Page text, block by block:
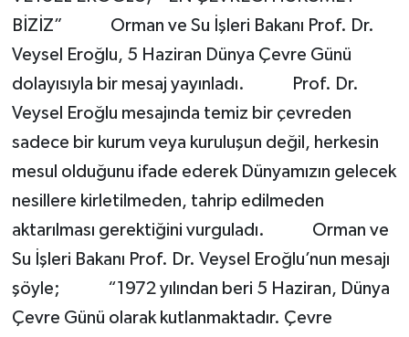
BİZİZ” Orman ve Su İşleri Bakanı Prof. Dr.
Veysel Eroğlu, 5 Haziran Dünya Çevre Günü
dolayısıyla bir mesaj yayınladı. Prof. Dr.
Veysel Eroğlu mesajında temiz bir çevreden
sadece bir kurum veya kuruluşun değil, herkesin
mesul olduğunu ifade ederek Dünyamızın gelecek
nesillere kirletilmeden, tahrip edilmeden
aktarılması gerektiğini vurguladı. Orman ve
Su İşleri Bakanı Prof. Dr. Veysel Eroğlu’nun mesajı
şöyle; “1972 yılından beri 5 Haziran, Dünya
Çevre Günü olarak kutlanmaktadır. Çevre